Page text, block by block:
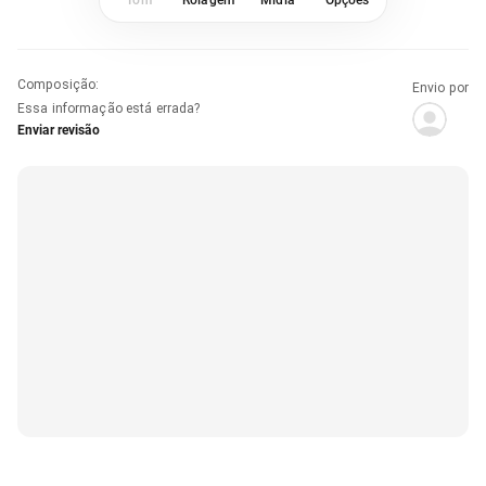
Composição:
Essa informação está errada?
Enviar revisão
Envio por